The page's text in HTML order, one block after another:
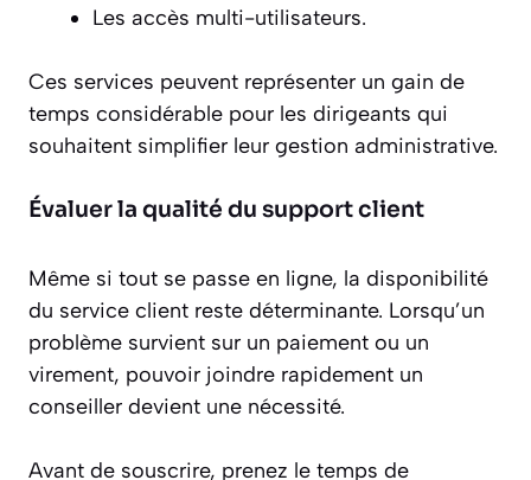
Les accès multi-utilisateurs.
Ces services peuvent représenter un gain de
temps considérable pour les dirigeants qui
souhaitent simplifier leur gestion administrative.
Évaluer la qualité du support client
Même si tout se passe en ligne, la disponibilité
du service client reste déterminante. Lorsqu’un
problème survient sur un paiement ou un
virement, pouvoir joindre rapidement un
conseiller devient une nécessité.
Avant de souscrire, prenez le temps de